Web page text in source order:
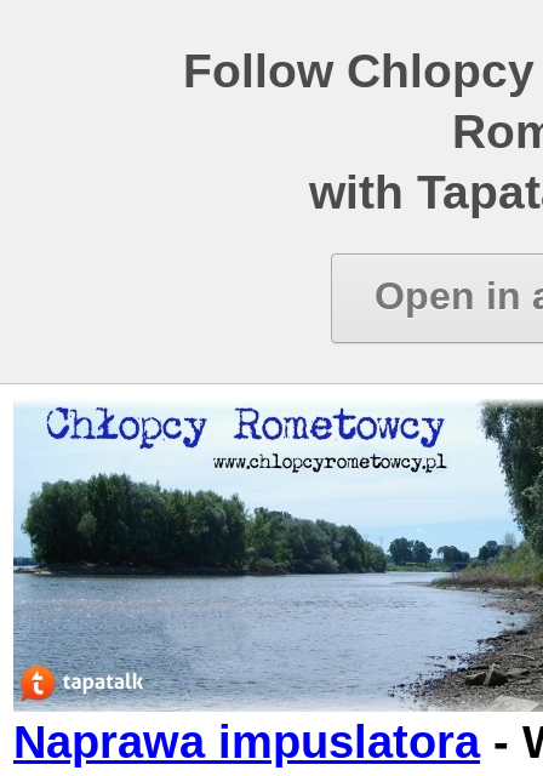
Follow
with
Open in
Naprawa impuslatora-